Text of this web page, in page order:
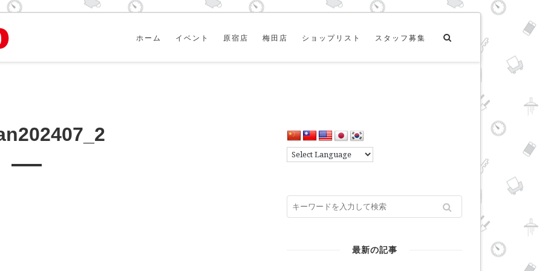
ホーム イベント 原宿店 梅田店 ショップリスト スタッフ募集
最新の記事